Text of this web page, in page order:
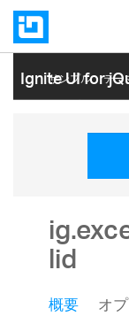
Ignite UI for
サンプル テ
ヘルプ トピック
lid
概要 オ